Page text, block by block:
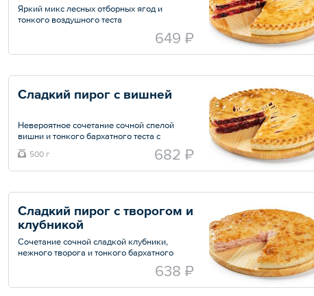
Яркий микс лесных отборных ягод и
тонкого воздушного теста
649 ₽
Сладкий пирог с вишней
Невероятное сочетание сочной спелой
вишни и тонкого бархатного теста с
500 г 682 ₽
Сладкий пирог с творогом и
клубникой
Сочетание сочной сладкой клубники,
нежного творога и тонкого бархатного
638 ₽